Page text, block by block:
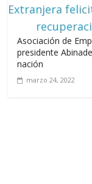
Asociación de
presidente
nación
marzo 24, 2022